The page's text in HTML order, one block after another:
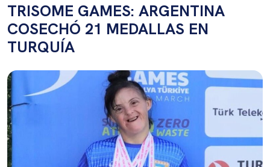
TRISOME GAMES: ARGENTINA
COSECHÓ 21 MEDALLAS EN
TURQUÍA